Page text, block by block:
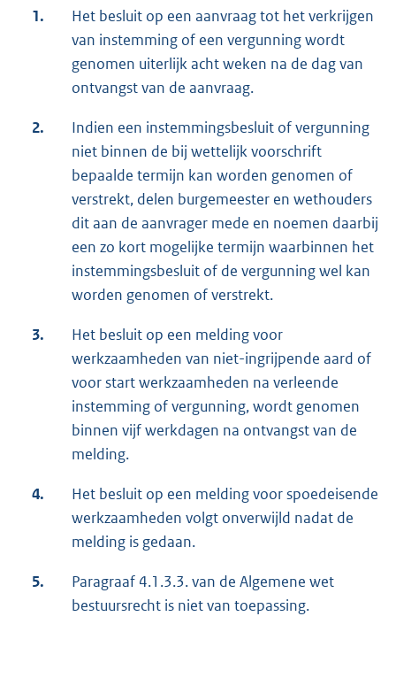
1.
Het besluit op een aanvraag tot het verkrijgen
van instemming of een vergunning wordt
genomen uiterlijk acht weken na de dag van
ontvangst van de aanvraag.
2.
Indien een instemmingsbesluit of vergunning
niet binnen de bij wettelijk voorschrift
bepaalde termijn kan worden genomen of
verstrekt, delen burgemeester en wethouders
dit aan de aanvrager mede en noemen daarbij
een zo kort mogelijke termijn waarbinnen het
instemmingsbesluit of de vergunning wel kan
worden genomen of verstrekt.
3.
Het besluit op een melding voor
werkzaamheden van niet-ingrijpende aard of
voor start werkzaamheden na verleende
instemming of vergunning, wordt genomen
binnen vijf werkdagen na ontvangst van de
melding.
4.
Het besluit op een melding voor spoedeisende
werkzaamheden volgt onverwijld nadat de
melding is gedaan.
5.
Paragraaf 4.1.3.3. van de Algemene wet
bestuursrecht is niet van toepassing.